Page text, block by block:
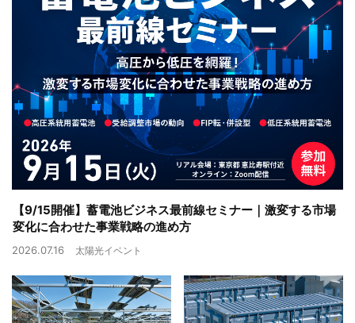
【9/15開催】蓄電池ビジネス最前線セミナー｜激変する市場
変化に合わせた事業戦略の進め方
2026.07.16 太陽光イベント